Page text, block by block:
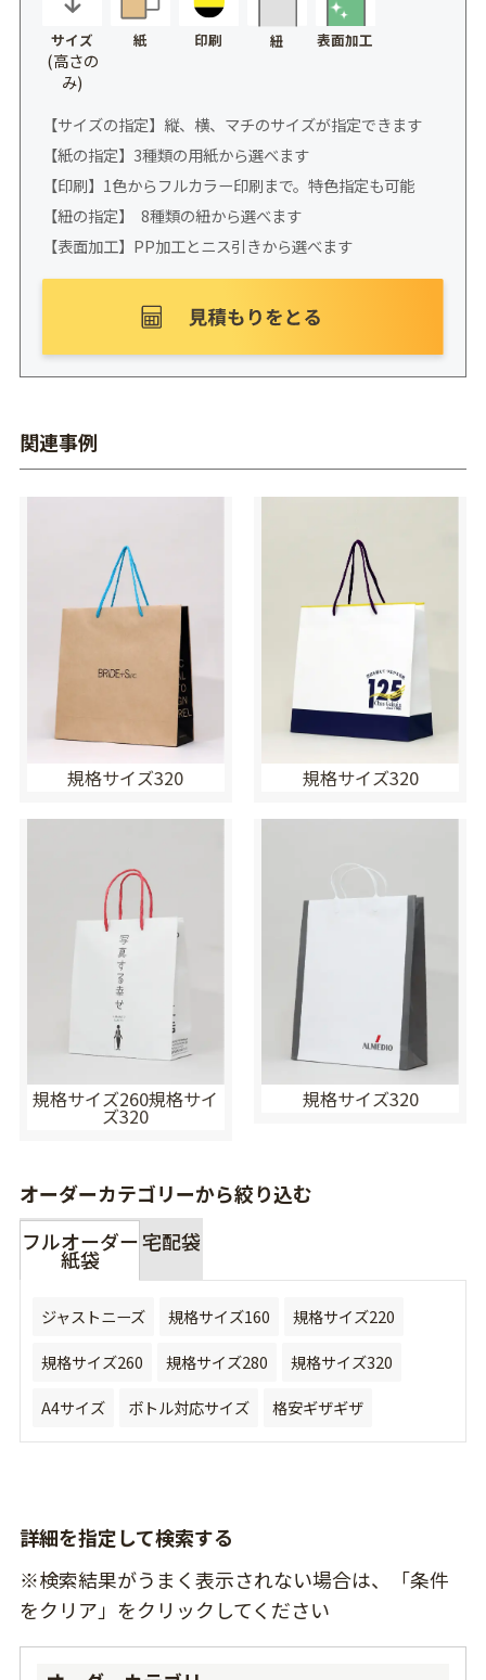
サイズ
(高さの
み)
紙 印刷 紐 表面加工
【サイズの指定】縦、横、マチのサイズが指定できます
【紙の指定】3種類の用紙から選べます
【印刷】1色からフルカラー印刷まで。特色指定も可能
【紐の指定】 8種類の紐から選べます
【表面加工】PP加工とニス引きから選べます
関連事例
規格サイズ320 規格サイズ320
規格サイズ260規格サイ
ズ320
規格サイズ320
オーダーカテゴリーから絞り込む
フルオーダー
紙袋
宅配袋
ジャストニーズ 規格サイズ160
規格サイズ220
規格サイズ260
規格サイズ280
規格サイズ320
A4サイズ
ボトル対応サイズ 格安ギザギザ
詳細を指定して検索する
※検索結果がうまく表示されない場合は、「条件
をクリア」をクリックしてください